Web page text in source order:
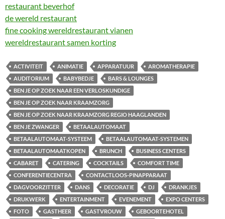
restaurant beverhof
de wereld restaurant
fine cooking wereldrestaurant vianen
wereldrestaurant samen korting
ACTIVITEIT ANIMATIE APPARATUUR
AROMATHERAPIE
AUDITORIUM
BABYBEDJE
BARS & LOUNGES
BEN JE OP ZOEK NAAR EEN VERLOSKUNDIGE
BEN JE OP ZOEK NAAR KRAAMZORG
BEN JE OP ZOEK NAAR KRAAMZORG REGIO HAAGLANDEN
BEN JE ZWANGER
BETAALAUTOMAAT
BETAALAUTOMAAT-SYSTEEM
BETAALAUTOMAAT-SYSTEMEN
BETAALAUTOMAATKOPEN
BRUNCH
BUSINESS CENTERS
CABARET
CATERING COCKTAILS
COMFORT TIME
CONFERENTIECENTRA
CONTACTLOOS-PINAPPARAAT
DAGVOORZITTER
DANS DECORATIE DJ
DRANKJES
DRUKWERK
ENTERTAINMENT EVENEMENT
EXPO CENTERS
FOTO
GASTHEER GASTVROUW
GEBOORTEHOTEL